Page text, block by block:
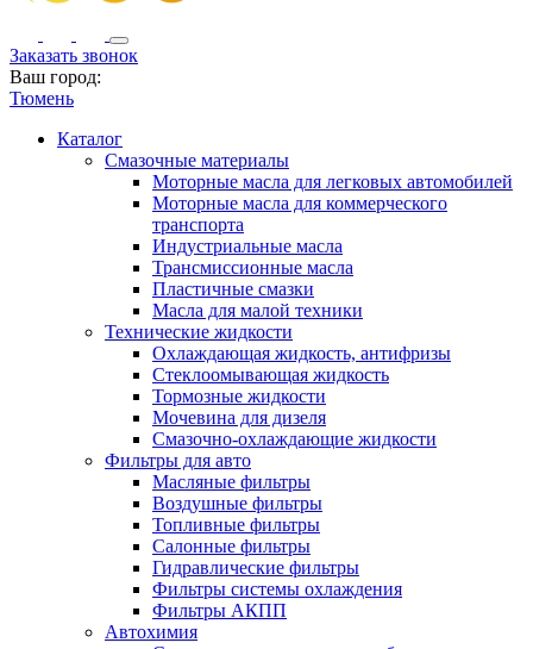
Заказать звонок
Ваш город:
Тюмень
Каталог
Смазочные материалы
Моторные масла для легковых автомобилей
Моторные масла для коммерческого
транспорта
Индустриальные масла
Трансмиссионные масла
Пластичные смазки
Масла для малой техники
Технические жидкости
Охлаждающая жидкость, антифризы
Стеклоомывающая жидкость
Тормозные жидкости
Мочевина для дизеля
Смазочно-охлаждающие жидкости
Фильтры для авто
Масляные фильтры
Воздушные фильтры
Топливные фильтры
Салонные фильтры
Гидравлические фильтры
Фильтры системы охлаждения
Фильтры АКПП
Автохимия